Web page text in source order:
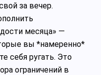
за вечер.
месяца» —
вы *намеренно*
себя ругать. Это
ограничений в